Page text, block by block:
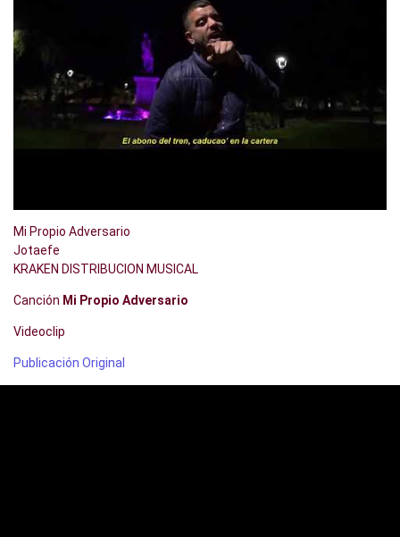
Mi Propio Adversario
Jotaefe
KRAKEN DISTRIBUCION MUSICAL
Canción Mi Propio Adversario
Videoclip
Publicación Original